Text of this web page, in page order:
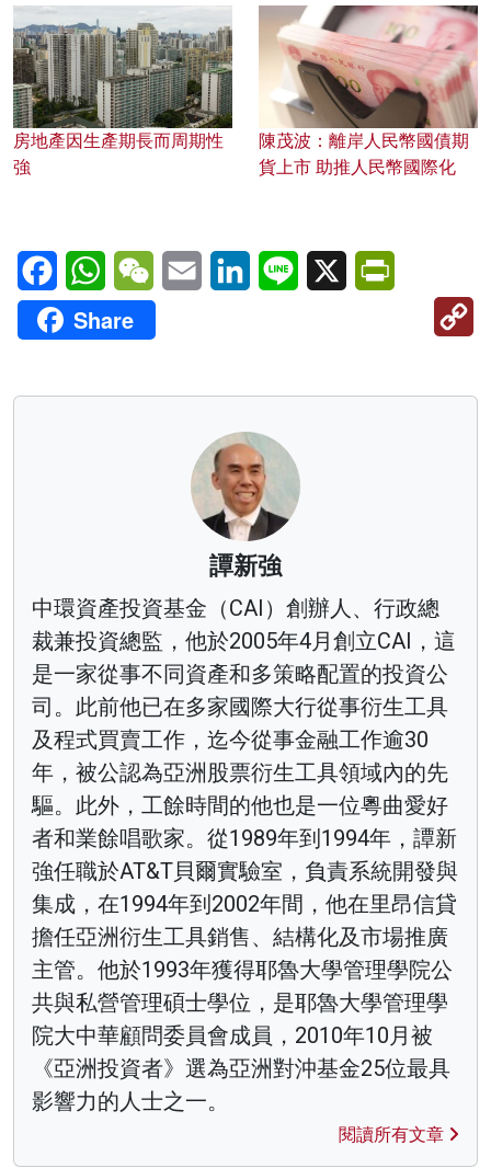
房地產因生產期長而周期性
強
陳茂波：離岸人民幣國債期
貨上市 助推人民幣國際化
FacebookWhatsAppWeChatEmail LinkedInLine X
Share
譚新強
中環資產投資基金（CAI）創辦人、行政總
裁兼投資總監，他於2005年4月創立CAI，這
是一家從事不同資產和多策略配置的投資公
司。此前他已在多家國際大行從事衍生工具
及程式買賣工作，迄今從事金融工作逾30
年，被公認為亞洲股票衍生工具領域內的先
驅。此外，工餘時間的他也是一位粵曲愛好
者和業餘唱歌家。從1989年到1994年，譚新
強任職於AT&T貝爾實驗室，負責系統開發與
集成，在1994年到2002年間，他在里昂信貸
擔任亞洲衍生工具銷售、結構化及市場推廣
主管。他於1993年獲得耶魯大學管理學院公
共與私營管理碩士學位，是耶魯大學管理學
院大中華顧問委員會成員，2010年10月被
《亞洲投資者》選為亞洲對沖基金25位最具
影響力的人士之一。
閱讀所有文章